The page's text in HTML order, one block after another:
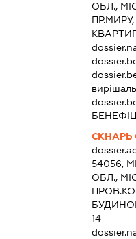
ОБЛ.,
СКНАРЬ
54056,
ОБЛ.,
14